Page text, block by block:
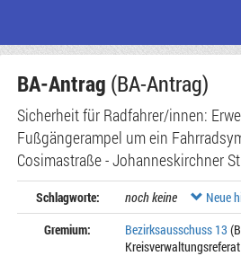
Seiteninhalt
BA-Antrag (BA-Antrag)
Sicherheit für Radfahrer/innen:
Fußgängerampel um ein
Cosimastraße - Johanneskirchner
Schlagworte: noch keine
Neue
Gremium:
Bezirksausschuss 13
Kreisverwaltungsreferat